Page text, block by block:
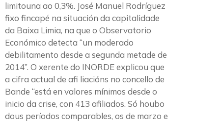
limitouna ao 0,3%. José Manuel Rodríguez
fixo fincapé na situación da capitalidade
da Baixa Limia, na que o Observatorio
Económico detecta “un moderado
debilitamento desde a segunda metade de
2014”. O xerente do INORDE explicou que
a cifra actual de afi liacións no concello de
Bande “está en valores mínimos desde o
inicio da crise, con 413 afiliados. Só houbo
dous períodos comparables, os de marzo e